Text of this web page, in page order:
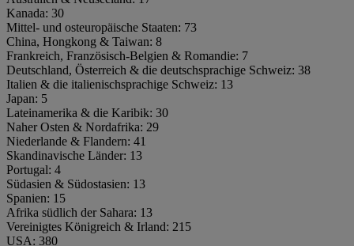
Kanada: 30
Mittel- und osteuropäische Staaten: 73
China, Hongkong & Taiwan: 8
Frankreich, Französisch-Belgien & Romandie: 7
Deutschland, Österreich & die deutschsprachige Schweiz: 38
Italien & die italienischsprachige Schweiz: 13
Japan: 5
Lateinamerika & die Karibik: 30
Naher Osten & Nordafrika: 29
Niederlande & Flandern: 41
Skandinavische Länder: 13
Portugal: 4
Südasien & Südostasien: 13
Spanien: 15
Afrika südlich der Sahara: 13
Vereinigtes Königreich & Irland: 215
USA: 380